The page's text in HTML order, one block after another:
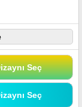
Seç
Seç